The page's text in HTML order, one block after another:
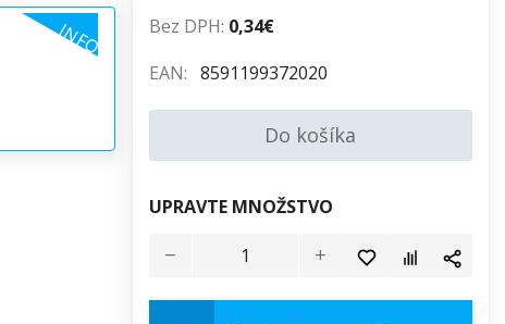
INFO Bez DPH: 0,34€
EAN: 8591199372020
Do košíka
UPRAVTE MNOŽSTVO